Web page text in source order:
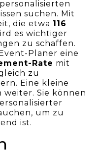
suchen. Mit
die etwa 116
es wichtiger
zu schaffen.
Planer eine
Rate mit
zu
Eine kleine
Sie können
um zu
ist.